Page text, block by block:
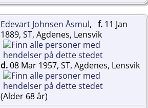
Edevart Johnsen Åsmul, f. 11 Jan
1889, ST, Agdenes, Lensvik
d.08 Mar 1957, ST, Agdenes, Lensvik
(Alder 68 år)